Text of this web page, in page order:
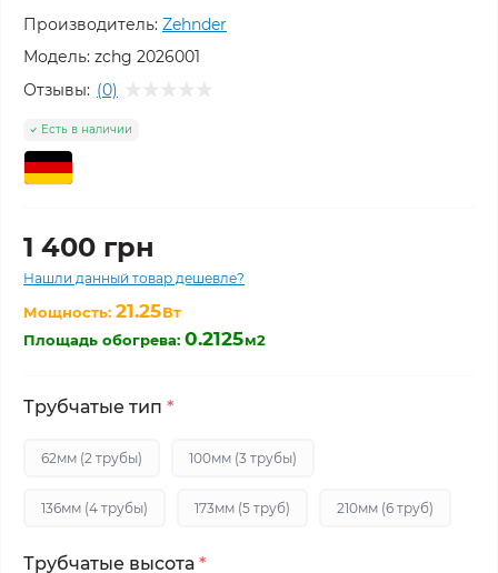
Производитель: Zehnder
Модель: zchg 2026001
Отзывы: (0)
Есть в наличии
1 400 грн
Нашли данный товар дешевле?
Мощность: 21.25Вт
Площадь обогрева: 0.2125м2
Трубчатые тип *
62мм (2 трубы) 100мм (3 трубы)
136мм (4 трубы) 173мм (5 труб) 210мм (6 труб)
Трубчатые высота *